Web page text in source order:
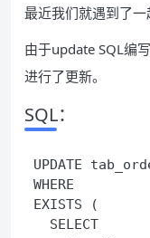
最近我们就遇到了一
由于update SQL编
进行了更新。
SQL：
UPDATE
WHERE
EXISTS (
  SELECT